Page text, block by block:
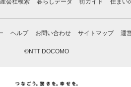
会社検索 暮らしデータ 街ガイド 住まい
ヘルプ お問い合わせ サイトマップ 運
©NTT DOCOMO